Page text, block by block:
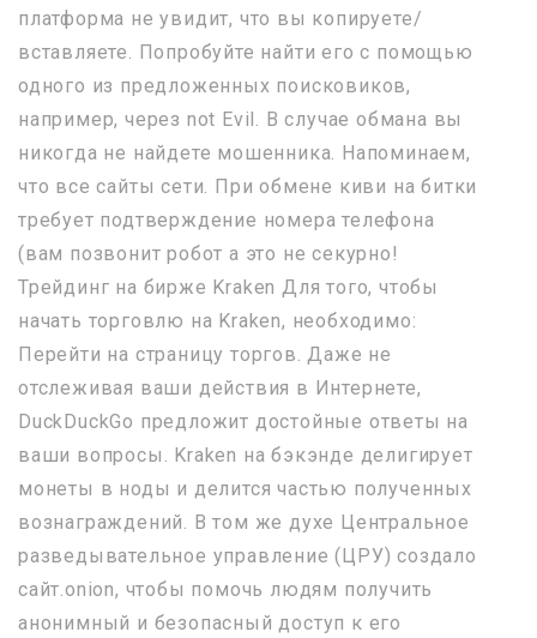
платформа не увидит, что вы копируете/
вставляете. Попробуйте найти его с помощью
одного из предложенных поисковиков,
например, через not Evil. В случае обмана вы
никогда не найдете мошенника. Напоминаем,
что все сайты сети. При обмене киви на битки
требует подтверждение номера телефона
(вам позвонит робот а это не секурно!
Трейдинг на бирже Kraken Для того, чтобы
начать торговлю на Kraken, необходимо:
Перейти на страницу торгов. Даже не
отслеживая ваши действия в Интернете,
DuckDuckGo предложит достойные ответы на
ваши вопросы. Kraken на бэкэнде делигирует
монеты в ноды и делится частью полученных
вознаграждений. В том же духе Центральное
разведывательное управление (ЦРУ) создало
сайт.onion, чтобы помочь людям получить
анонимный и безопасный доступ к его